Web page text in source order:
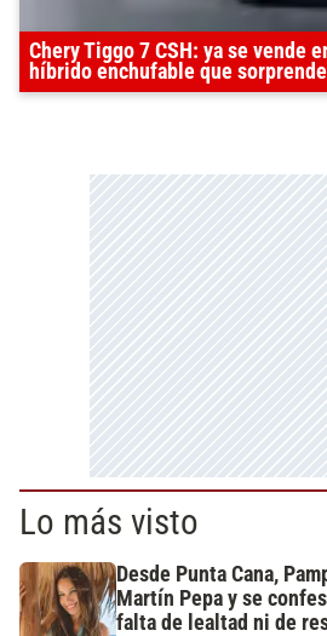
Chery Tiggo 7 CSH: ya se vende
híbrido enchufable que
Lo más visto
Desde Punta Cana,
Martín Pepa y se
falta de lealtad ni de